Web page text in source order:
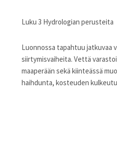
Luku 3 Hydrologian perusteita
Luonnossa tapahtuu jatkuvaa
siirtymisvaiheita. Vettä
maaperään sekä kiinteässä
haihdunta, kosteuden